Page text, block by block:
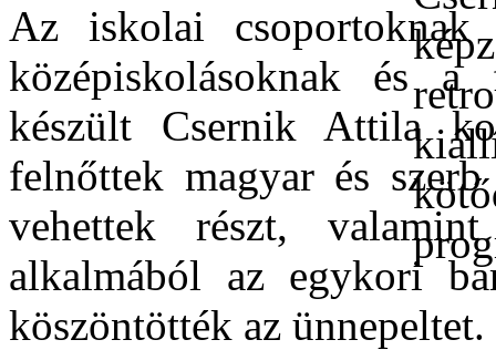
Az iskolai csoportoknak
középiskolásoknak és a
készült Csernik Attila
felnőttek magyar és
vehettek részt,
alkalmából az egykori
köszöntötték az ünnepeltet.